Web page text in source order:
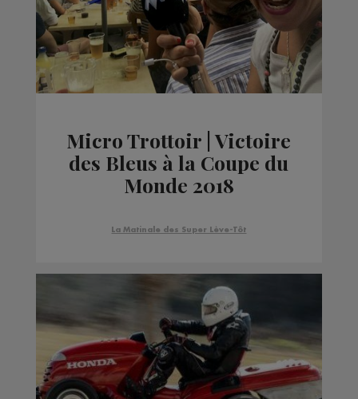
Micro Trottoir | Victoire
des Bleus à la Coupe du
Monde 2018
La Matinale des Super Lève-Tôt